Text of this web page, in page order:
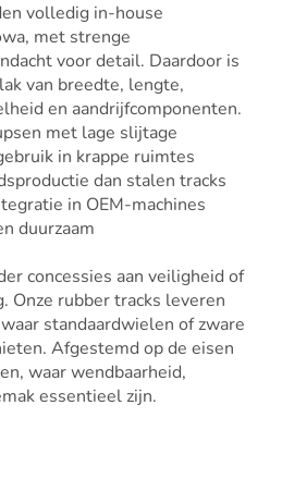
volledig in-house
met strenge
voor detail. Daardoor is
van breedte, lengte,
en aandrijfcomponenten.
met lage slijtage
in krappe ruimtes
dan stalen tracks
in OEM-machines
duurzaam
concessies aan veiligheid of
Onze rubber tracks leveren
standaardwielen of zware
Afgestemd op de eisen
waar wendbaarheid,
essentieel zijn.